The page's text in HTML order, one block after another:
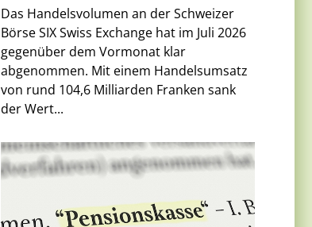
Das Handelsvolumen an der Schweizer
Börse SIX Swiss Exchange hat im Juli 2026
gegenüber dem Vormonat klar
abgenommen. Mit einem Handelsumsatz
von rund 104,6 Milliarden Franken sank
der Wert...